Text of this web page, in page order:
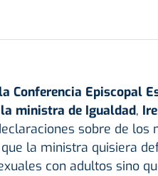
Conferencia Episcopal
ministra de Igualdad,
sobre de los
la ministra quisiera
con adultos sino